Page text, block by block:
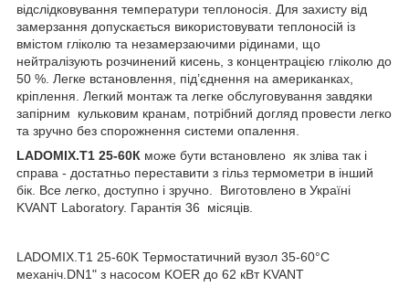
відслідковування температури теплоносія. Для захисту від
замерзання допускається використовувати теплоносій із
вмістом гліколю та незамерзаючими рідинами, що
нейтралізують розчинений кисень, з концентрацією гліколю до
50 %. Легке встановлення, під’єднення на американках,
кріплення. Легкий монтаж та легке обслуговування завдяки
запірним кульковим кранам, потрібний догляд провести легко
та зручно без спорожнення системи опалення.
LADOMIX.T1 25-60К може бути встановлено як зліва так і
справа - достатньо переставити з гільз термометри в інший
бік. Все легко, доступно і зручно. Виготовлено в Україні
KVANT Laboratory. Гарантія 36 місяців.
LADOMIX.T1 25-60K Термостатичний вузол 35-60°C
механіч.DN1" з насосом KOER до 62 кВт KVANT